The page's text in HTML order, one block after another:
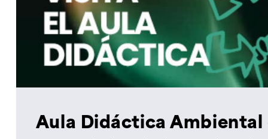
Aula Didáctica Ambiental